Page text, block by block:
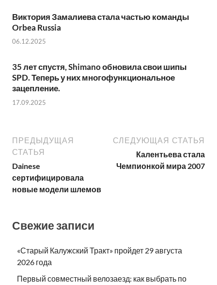
Виктория Замалиева стала частью команды
Orbea Russia
06.12.2025
35 лет спустя, Shimano обновила свои шипы
SPD. Теперь у них многофункциональное
зацепление.
17.09.2025
ПРЕДЫДУЩАЯ
СТАТЬЯ
Dainese
сертифицировала
новые модели шлемов
СЛЕДУЮЩАЯ СТАТЬЯ
Калентьева стала
Чемпионкой мира 2007
Свежие записи
«Старый Калужский Тракт» пройдет 29 августа
2026 года
Первый совместный велозаезд: как выбрать по